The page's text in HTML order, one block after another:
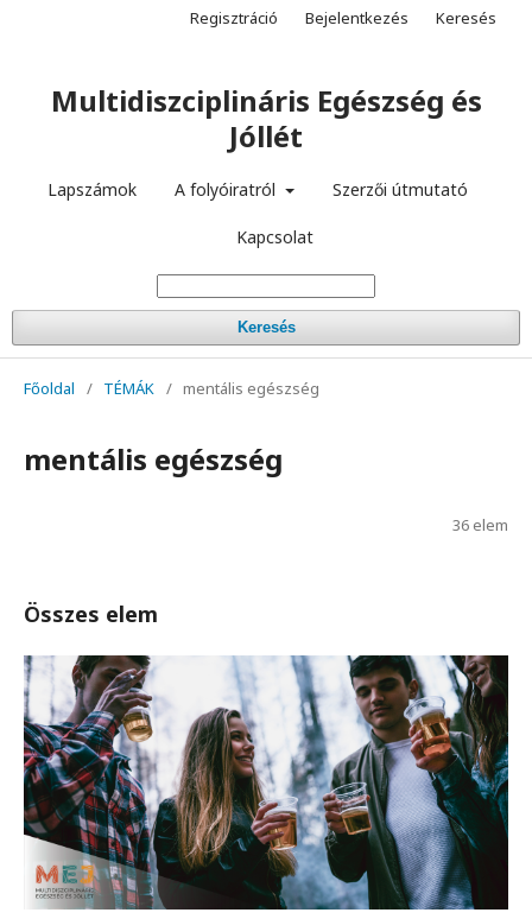
Multidiszciplináris Egészség és
Jóllét
Lapszámok A folyóiratról Szerzői útmutató
Kapcsolat
Keresés
Regisztráció Bejelentkezés Keresés
Főoldal / TÉMÁK / mentális egészség
mentális egészség
36 elem
Összes elem